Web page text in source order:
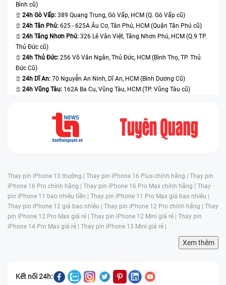
Bình cũ)
24h Gò Vấp: 389 Quang Trung, Gò Vấp, HCM (Q. Gò Vấp cũ)
24h Tân Phú: 625 - 625A Âu Cơ, Tân Phú, HCM (Quận Tân Phú cũ)
24h Tăng Nhơn Phú: 326 Lê Văn Việt, Tăng Nhơn Phú, HCM (Q.9 TP.
Thủ Đức cũ)
24h Thủ Đức: 256 Võ Văn Ngân, Thủ Đức, HCM (Bình Thọ, TP. Thủ
Đức Cũ)
24h Dĩ An: 70 Nguyễn An Ninh, Dĩ An, HCM (Bình Dương Cũ)
24h Vũng Tàu: 162A Ba Cu, Vũng Tàu, HCM (TP. Vũng Tàu cũ)
Thay pin iPhone 13 thường | Thay pin iPhone 16 Plus chính hãng | Thay pin
iPhone 16 Pro chính hãng | Thay pin iPhone 16 Pro Max chính hãng | Thay
pin iPhone 11 bao nhiêu tiền | Thay pin iPhone 11 Pro Max giá bao nhiêu |
Thay pin iPhone 12 giá bao nhiêu | Thay pin iPhone 12 Pro chính hãng | Thay
pin iPhone 12 Pro Max giá rẻ | Thay pin iPhone 12 Mini giá rẻ | Thay pin
iPhone 14 Pro Max giá rẻ | Thay pin iPhone 13 Mini giá rẻ |
Xem thêm
Kết nối 24h: